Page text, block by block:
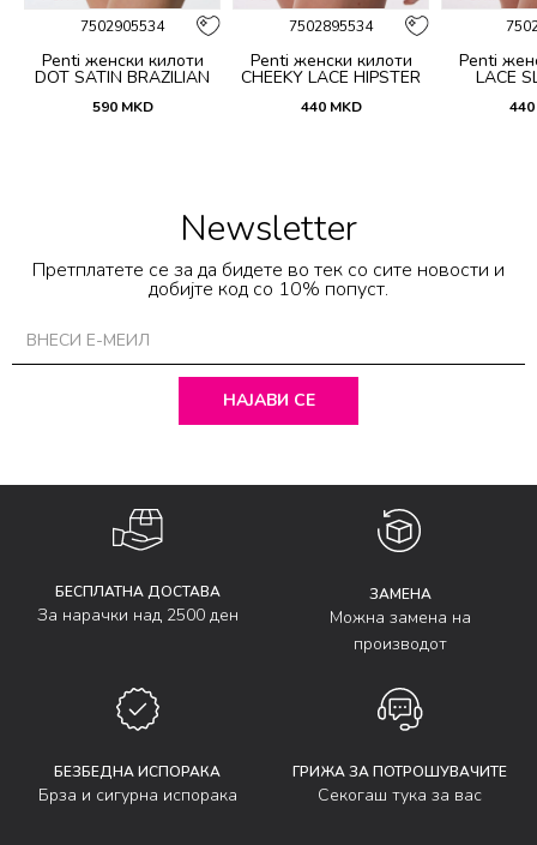
7502905534
Penti женски килоти
DOT SATIN BRAZILIAN
590 MKD
7502895534
Penti женски килоти
CHEEKY LACE HIPSTER
440 MKD
Penti
LACE
440
Newsletter
Претплатете се за да бидете во тек со сите новости и
добијте код со 10% попуст.
НАЈАВИ СЕ
БЕСПЛАТНА ДОСТАВА
За нарачки над 2500 ден
ЗАМЕНА
Можна замена на
производот
БЕЗБЕДНА ИСПОРАКА
Брза и сигурна испорака
ГРИЖА ЗА ПОТРОШУВАЧИТЕ
Секогаш тука за вас